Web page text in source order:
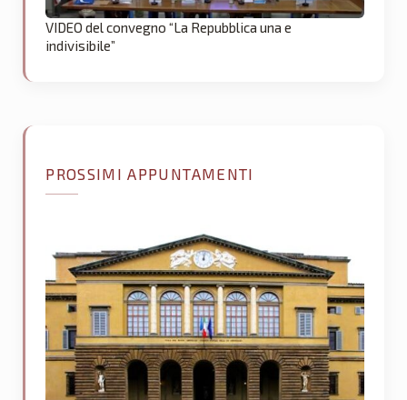
VIDEO del convegno “La Repubblica una e
indivisibile”
PROSSIMI APPUNTAMENTI